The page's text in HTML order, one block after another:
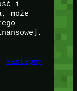
i
może
Następny